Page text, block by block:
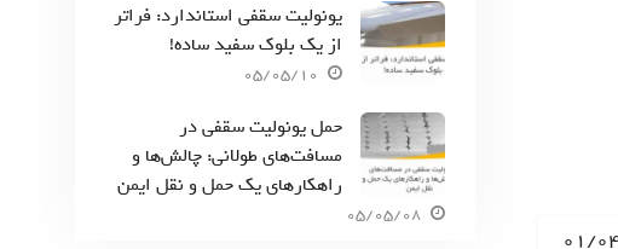
یونولیت سقفی استاندارد: فراتر
از یک بلوک سفید ساده!
05/05/10
حمل یونولیت سقفی در
مسافت‌های طولانی: چالش‌ها و
راهکارهای یک حمل و نقل ایمن
05/05/08